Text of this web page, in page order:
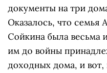
документы на три
Оказалось, что семья
Сойкина была весьма
им до войны
доходных дома, и вот,